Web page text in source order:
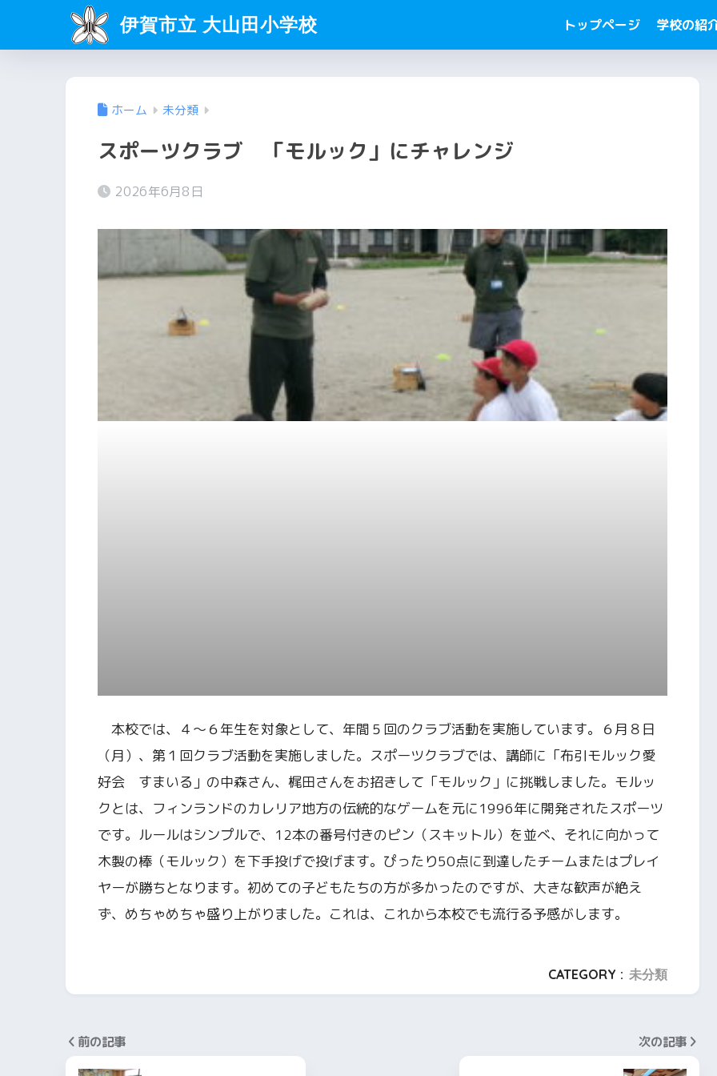
伊賀市立 大山田小学校 トップページ 学校の紹
ホーム 未分類
スポーツクラブ 「モルック」にチャレンジ
2026年6月8日
本校では、４～６年生を対象として、年間５回のクラブ活動を実施しています。６月８日
（月）、第１回クラブ活動を実施しました。スポーツクラブでは、講師に「布引モルック愛
好会 すまいる」の中森さん、梶田さんをお招きして「モルック」に挑戦しました。モルッ
クとは、フィンランドのカレリア地方の伝統的なゲームを元に1996年に開発されたスポーツ
です。ルールはシンプルで、12本の番号付きのピン（スキットル）を並べ、それに向かって
木製の棒（モルック）を下手投げで投げます。ぴったり50点に到達したチームまたはプレイ
ヤーが勝ちとなります。初めての子どもたちの方が多かったのですが、大きな歓声が絶え
ず、めちゃめちゃ盛り上がりました。これは、これから本校でも流行る予感がします。
CATEGORY : 未分類
前の記事 次の記事